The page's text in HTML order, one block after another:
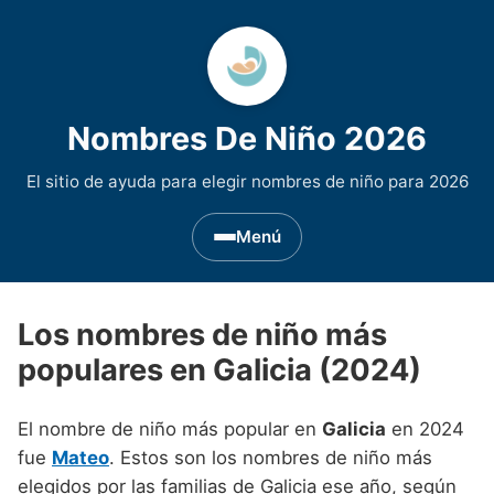
Nombres De Niño 2026
El sitio de ayuda para elegir nombres de niño para 2026
Menú
Nombres de niño que empiezan por A
Nombres de niño que empiezan por C
Nombres de niño que empiezan por D
Nombres de Regiones de España
Nombres de Niño Aragoneses
Nombres de Niño Asturianos
Nombres de niño de Origen Biblico
Nombres de Niño Celtas
Nombres de Niño Extranjeros ▾
Los nombres de niño más
populares en Galicia (2024)
El nombre de niño más popular en Galicia en 2024
fue Mateo. Estos son los nombres de niño más
elegidos por las familias de Galicia ese año, según